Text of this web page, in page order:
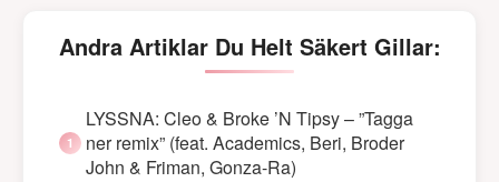
Andra Artiklar Du Helt Säkert Gillar:
LYSSNA: Cleo & Broke ’N Tipsy – ”Tagga
ner remix” (feat. Academics, Beri, Broder
John & Friman, Gonza-Ra)